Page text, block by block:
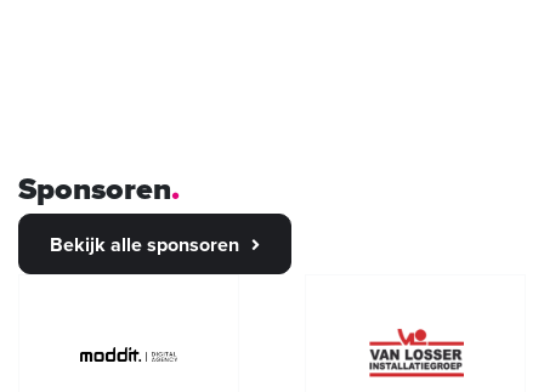
Sponsoren
Bekijk alle sponsoren